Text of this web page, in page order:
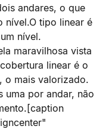
andares, o que
nível.O tipo linear é
nível.
maravilhosa vista
linear é o
o mais valorizado.
uma por andar, não